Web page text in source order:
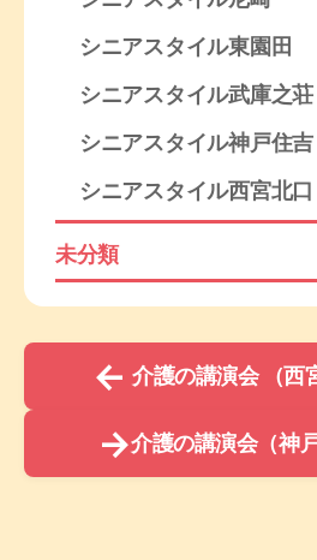
シニアスタイル東園田
シニアスタイル武庫之荘
シニアスタイル神戸住吉
シニアスタイル西宮北口
未分類
← 介護の講演会 （西
→介護の講演会（神